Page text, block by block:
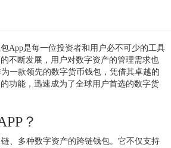
App是每一位投资者和用户必不可少的工具
不断发展，用户对数字资产的管理需求也
一款领先的数字货币钱包，凭借其卓越的
功能，迅速成为了全球用户首选的数字货
？
、多种数字资产的跨链钱包。它不仅支持